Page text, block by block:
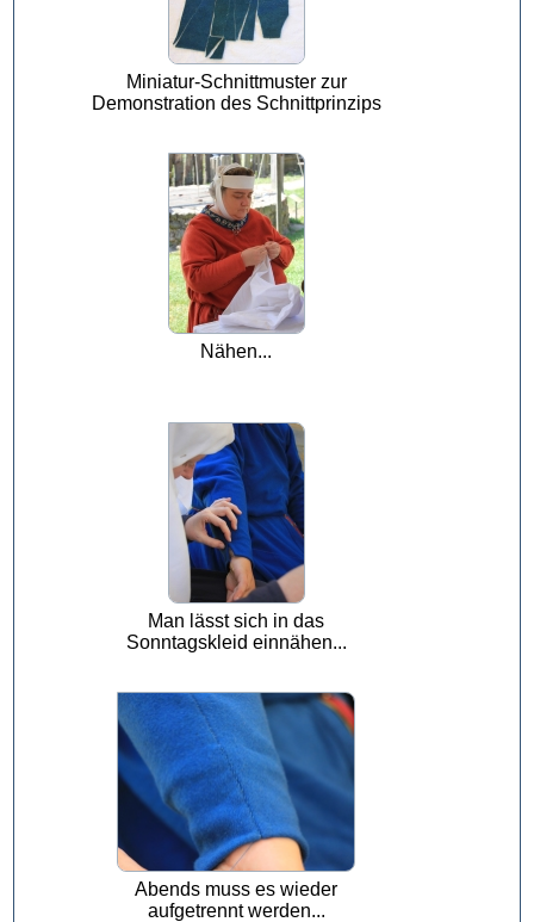
Miniatur-Schnittmuster zur
Demonstration des Schnittprinzips
Nähen...
Man lässt sich in das
Sonntagskleid einnähen...
Abends muss es wieder
aufgetrennt werden...